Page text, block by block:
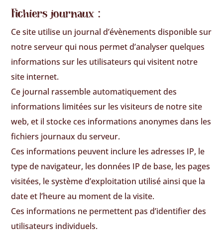
Fichiers journaux :
Ce site utilise un journal d’évènements disponible sur
notre serveur qui nous permet d’analyser quelques
informations sur les utilisateurs qui visitent notre
site internet.
Ce journal rassemble automatiquement des
informations limitées sur les visiteurs de notre site
web, et il stocke ces informations anonymes dans les
fichiers journaux du serveur.
Ces informations peuvent inclure les adresses IP, le
type de navigateur, les données IP de base, les pages
visitées, le système d’exploitation utilisé ainsi que la
date et l’heure au moment de la visite.
Ces informations ne permettent pas d’identifier des
utilisateurs individuels.